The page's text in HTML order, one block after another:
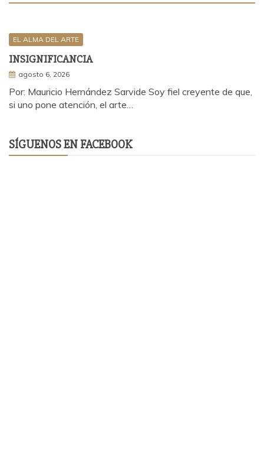
EL ALMA DEL ARTE
INSIGNIFICANCIA
agosto 6, 2026
Por: Mauricio Hernández Sarvide Soy fiel creyente de que,
si uno pone atención, el arte…
SÍGUENOS EN FACEBOOK